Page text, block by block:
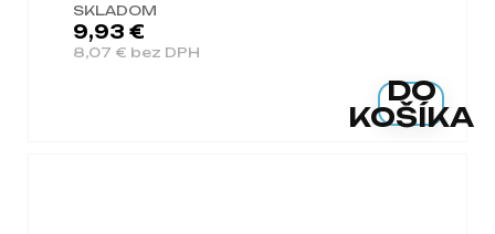
SKLADOM
8,07 € bez DPH
9,93 €
DO
KOŠÍKA